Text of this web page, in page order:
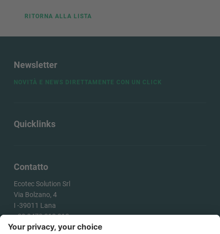
RITORNA ALLA LISTA
Contatto
Ecotec Solution Srl
Via Bolzano, 4
I -39011 Lana
+39 0473 313 010
info@ecotecsolution.com
Quicklinks
Newsletter
NOVITÀ E NEWS DIRETTAMENTE CON UN CLICK